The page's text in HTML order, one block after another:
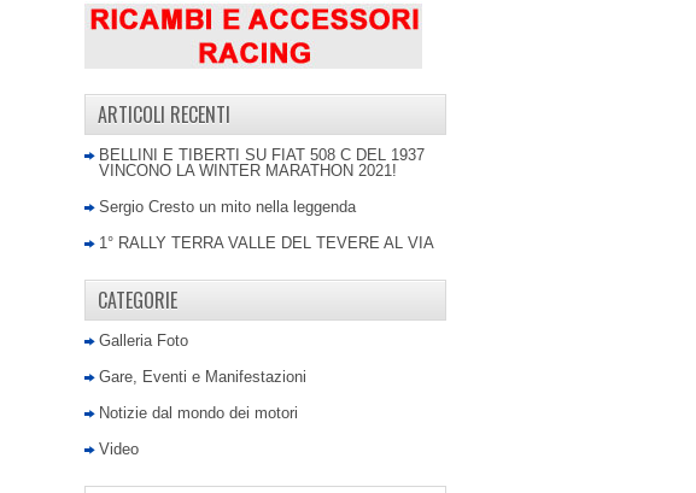
ARTICOLI RECENTI
BELLINI E TIBERTI SU FIAT 508 C DEL 1937
VINCONO LA WINTER MARATHON 2021!
Sergio Cresto un mito nella leggenda
1° RALLY TERRA VALLE DEL TEVERE AL VIA
CATEGORIE
Galleria Foto
Gare, Eventi e Manifestazioni
Notizie dal mondo dei motori
Video